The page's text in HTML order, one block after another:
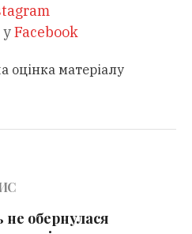
Facebook
оцінка матеріалу
не обернулася